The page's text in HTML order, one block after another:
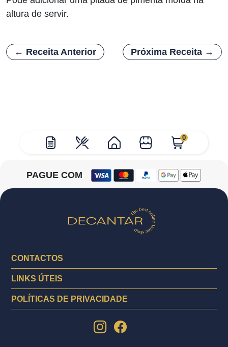
0
altura de servir.
← Receita Anterior Próxima Receita →
PAGUE COM
CONTACTOS
LINKS ÚTEIS
POLÍTICAS DE PRIVACIDADE